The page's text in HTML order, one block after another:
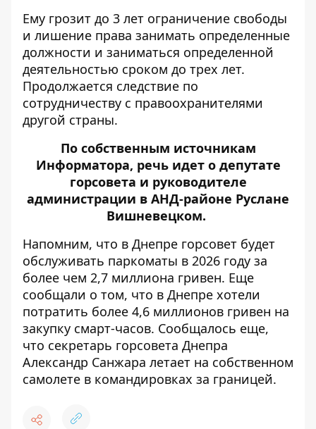
Ему грозит до 3 лет ограничение свободы
и лишение права занимать определенные
должности и заниматься определенной
деятельностью сроком до трех лет.
Продолжается следствие по
сотрудничеству с правоохранителями
другой страны.
По собственным источникам
Информатора, речь идет о депутате
горсовета и руководителе
администрации в АНД-районе Руслане
Вишневецком.
Напомним, что в Днепре горсовет будет
обслуживать паркоматы в 2026 году за
более чем 2,7 миллиона гривен. Еще
сообщали о том, что в Днепре хотели
потратить более 4,6 миллионов гривен на
закупку смарт-часов. Сообщалось еще,
что секретарь горсовета Днепра
Александр Санжара летает на собственном
самолете в командировках за границей.